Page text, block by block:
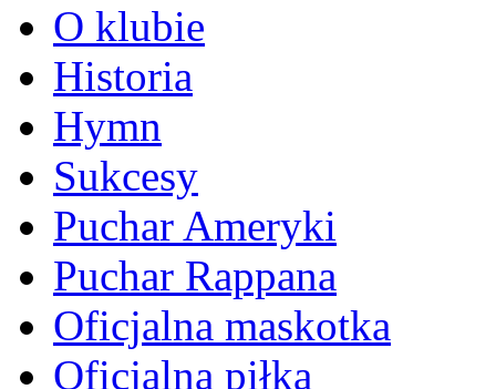
O klubie
Historia
Hymn
Sukcesy
Puchar Ameryki
Puchar Rappana
Oficjalna maskotka
Oficjalna piłka